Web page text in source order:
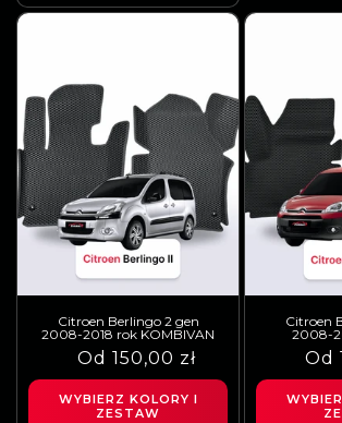
C3 Picasso
C5
C5 Aircross
C5X
C8
DS3
DS4
DS5
Jumper
Jumpy
SpaceTourer
Gdzie można kupić dywanik
samochodu Citroen?
Wszystkie dywaniki do samochodu Citroen znajdą
– naszym sklepie internetowym. Zapraszamy do zakupu.
Citroen Berlingo 2 gen
2008-2018 rok KOMBIVAN
Cena
regularna
Cena
sprzedaży
Od 150,00 zł
WYBIERZ KOLORY I
ZESTAW
Citroen
2008-
Cena
Od